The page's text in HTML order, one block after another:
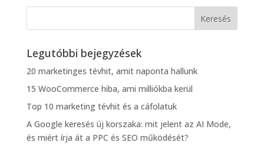
Legutóbbi bejegyzések
20 marketinges tévhit, amit naponta hallunk
15 WooCommerce hiba, ami milliókba kerül
Top 10 marketing tévhit és a cáfolatuk
A Google keresés új korszaka: mit jelent az AI Mode,
és miért írja át a PPC és SEO működését?